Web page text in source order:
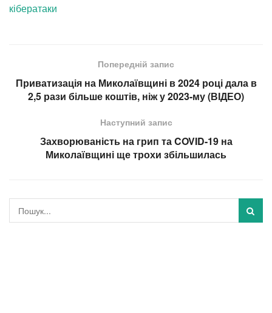
кібератаки
Попередній запис
Приватизація на Миколаївщині в 2024 році дала в
2,5 рази більше коштів, ніж у 2023-му (ВІДЕО)
Наступний запис
Захворюваність на грип та COVID-19 на
Миколаївщині ще трохи збільшилась